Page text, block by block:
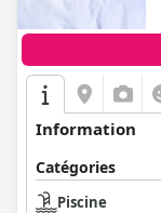
Information
Catégories
Piscine